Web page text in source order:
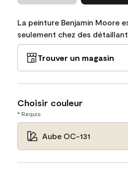
La peinture Benjamin Moore
seulement chez des
Trouver un magasin
Choisir couleur
* Requis
Aube OC-131